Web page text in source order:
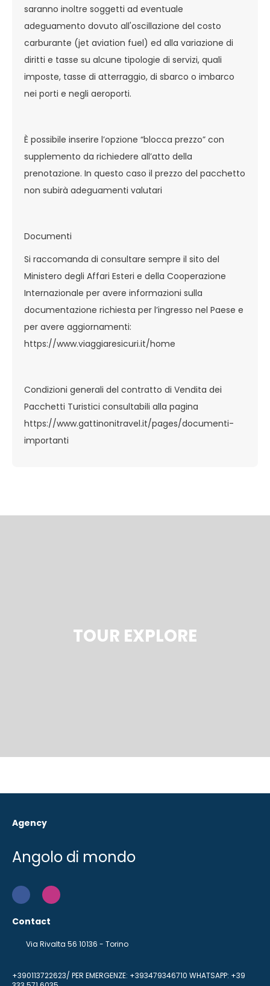
saranno inoltre soggetti ad eventuale
adeguamento dovuto all'oscillazione del costo
carburante (jet aviation fuel) ed alla variazione di
diritti e tasse su alcune tipologie di servizi, quali
imposte, tasse di atterraggio, di sbarco o imbarco
nei porti e negli aeroporti.
È possibile inserire l’opzione “blocca prezzo” con
supplemento da richiedere all’atto della
prenotazione. In questo caso il prezzo del pacchetto
non subirà adeguamenti valutari
Documenti
Si raccomanda di consultare sempre il sito del
Ministero degli Affari Esteri e della Cooperazione
Internazionale per avere informazioni sulla
documentazione richiesta per l’ingresso nel Paese e
per avere aggiornamenti:
https://www.viaggiaresicuri.it/home
Condizioni generali del contratto di Vendita dei
Pacchetti Turistici consultabili alla pagina
https://www.gattinonitravel.it/pages/documenti-
importanti
TOUR EXPLORE
Agency
Angolo di mondo
Contact
Via Rivalta 56 10136 - Torino
+390113722623/ PER EMERGENZE: +393479346710 WHATSAPP: +39